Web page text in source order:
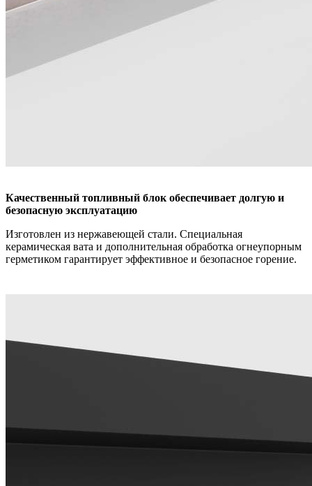
Качественный топливный блок обеспечивает долгую и
безопасную эксплуатацию
Изготовлен из нержавеющей стали. Специальная
керамическая вата и дополнительная обработка огнеупорным
герметиком гарантирует эффективное и безопасное горение.